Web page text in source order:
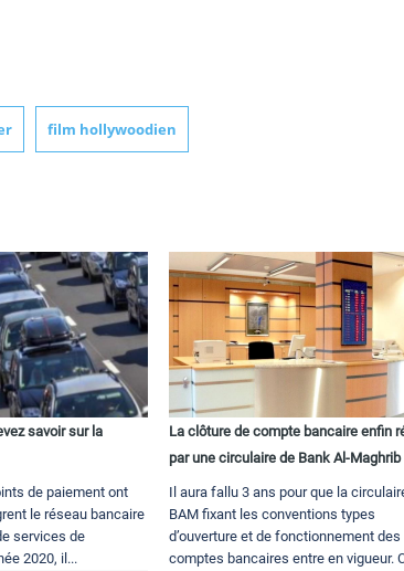
film hollywoodien
savoir sur la
de paiement ont
le réseau bancaire
services de
2020, il...
La clôture de compte bancaire enfin
par une circulaire de Bank Al-Maghrib
Il aura fallu 3 ans pour que la
BAM fixant les conventions types
d’ouverture et de fonctionnement des
comptes bancaires entre en vigueur.